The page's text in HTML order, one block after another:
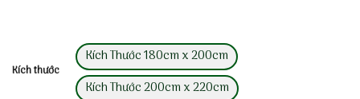
Kích thước
Kích Thước 180cm x 200cm
Kích Thước 200cm x 220cm